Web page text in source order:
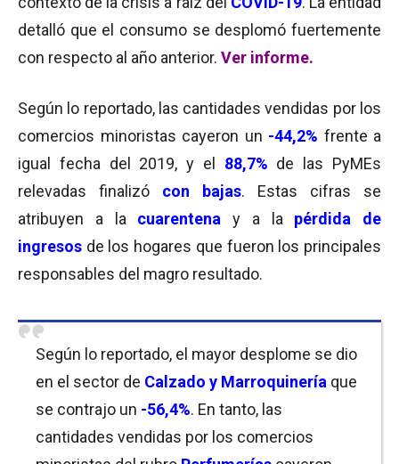
detalló que el consumo se desplomó fuertemente
con respecto al año anterior. Ver informe.
Según lo reportado, las cantidades vendidas por los
comercios minoristas cayeron un -44,2% frente a
igual fecha del 2019, y el
88,7% de las PyMEs
relevadas finalizó con bajas. Estas cifras se
atribuyen a la cuarentena y a la pérdida de
ingresos de los hogares que fueron los principales
responsables del magro resultado.
Según lo reportado, el mayor desplome se dio
en el sector de Calzado y Marroquinería que
se contrajo un -56,4%. En tanto, las
cantidades vendidas por los comercios